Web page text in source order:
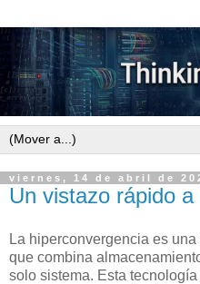
viernes, 14 de abril de
Un vistazo rápido
La hiperconvergencia es
que combina
solo sistema. Esta